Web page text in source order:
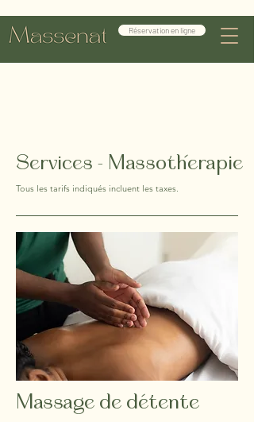
Réservation en ligne
Services - Massotherapie
Tous les tarifs indiqués incluent les taxes.
Massage de detente